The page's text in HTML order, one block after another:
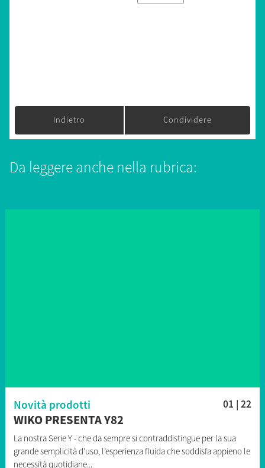
Indietro Condividere
Da leggere anche nella rubrica:
Novità prodotti 01 | 22
WIKO PRESENTA Y82
La nostra Serie Y - che da sempre si contraddistingue per la sua
grande semplicità d’uso, l’esperienza fluida che soddisfa appieno le
necessità quotidiane...